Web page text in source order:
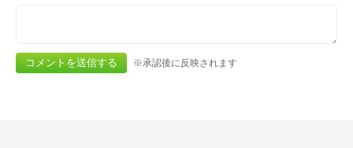
※承認後に反映されます